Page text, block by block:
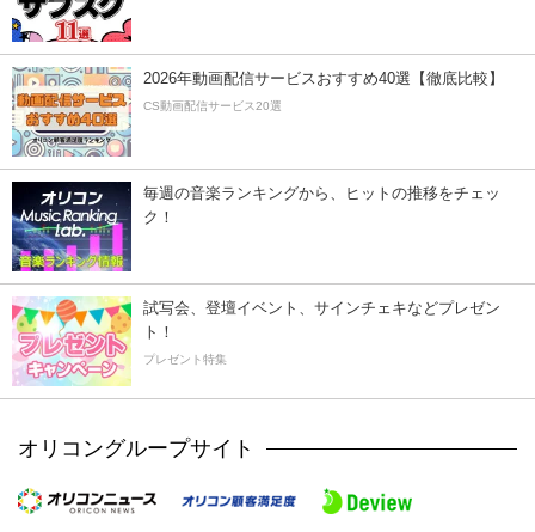
2026年動画配信サービスおすすめ40選【徹底比較】
CS動画配信サービス20選
毎週の音楽ランキングから、ヒットの推移をチェッ
ク！
試写会、登壇イベント、サインチェキなどプレゼン
ト！
プレゼント特集
オリコングループサイト